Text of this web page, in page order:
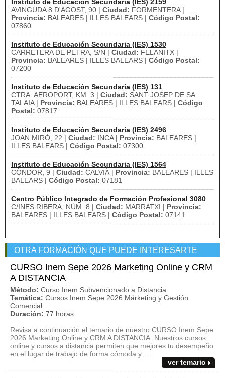
AVINGUDA 8 D'AGOST, 90 | Ciudad: FORMENTERA |
Provincia: BALEARES | ILLES BALEARS | Código Postal:
07860
Instituto de Educación Secundaria (IES) 1530
CARRETERA DE PETRA, S/N | Ciudad: FELANITX |
Provincia: BALEARES | ILLES BALEARS | Código Postal:
07200
Instituto de Educación Secundaria (IES) 131
CTRA. AEROPORT, KM. 3 | Ciudad: SANT JOSEP DE SA
TALAIA | Provincia: BALEARES | ILLES BALEARS | Código
Postal: 07817
Instituto de Educación Secundaria (IES) 2496
JOAN MIRÓ, 22 | Ciudad: INCA | Provincia: BALEARES |
ILLES BALEARS | Código Postal: 07300
Instituto de Educación Secundaria (IES) 1564
CÒNDOR, 9 | Ciudad: CALVIÀ | Provincia: BALEARES | ILLES
BALEARS | Código Postal: 07181
Centro Público Integrado de Formación Profesional 3080
C/INES RIBERA, NÚM. 8 | Ciudad: MARRATXI | Provincia:
BALEARES | ILLES BALEARS | Código Postal: 07141
OTRA FORMACIÓN QUE PUEDE INTERESARTE
CURSO Inem Sepe 2026 Marketing Online y CRM
A DISTANCIA
Método: Curso Inem Subvencionado a Distancia
Temática: Cursos Inem Sepe 2026 Márketing y Gestión
Comercial
Duración: 77 horas
Revisa a continuación el temario de nuestro CURSO Inem Sepe
2026 Marketing Online y CRM A DISTANCIA. Nuestros cursos
online y cursos a distancia permiten que mejores tu desempeño
en el lugar de trabajo de forma cómoda y ...
ver temario